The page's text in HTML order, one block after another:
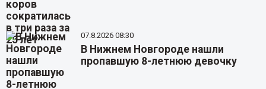
07.8.2026 08:30
В Нижнем Новгороде нашли
пропавшую 8-летнюю девочку